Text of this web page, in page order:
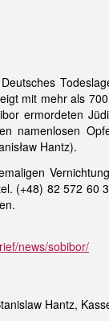
mit mehr als
ermordeten
namenlosen
Hantz).
(+48) 82 572 60
news/sobibor/
Hantz,